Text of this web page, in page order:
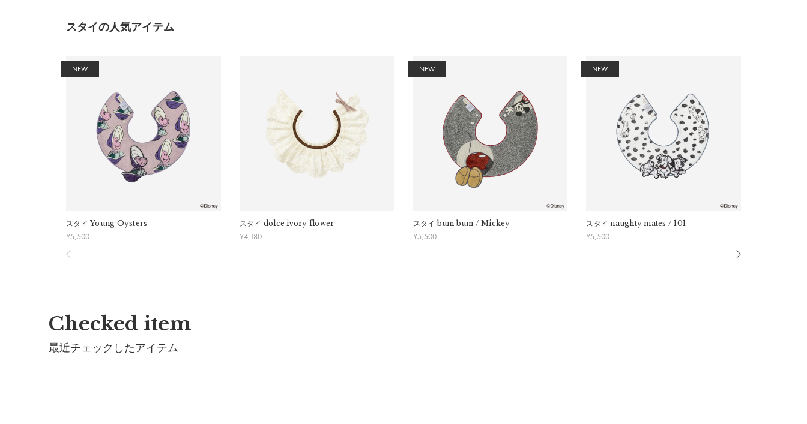
※よだれのつたいもれ防止のため、一般的なスタイよりも、首回りが小さめのつくりになっています。
ポリエステル95％、ポリウレタン5％
※洗濯機不可・手洗いのみ。
※配色が濃淡の製品は、色移りすることがございますので、ご注意ください。
スタイの人気アイテム
NEW
スタイ Young Oysters
¥5,500
スタイ dolce ivory flower
¥4,180
NEW
スタイ bum bum / Mickey
¥5,500
NEW
スタイ naughty mates / 101
¥5,500
Checked item
最近チェックしたアイテム